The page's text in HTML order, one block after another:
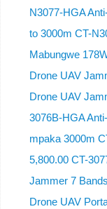
N3077-HGA
to 3000m CT-
Mabungwe
Drone UAV
Drone UAV
3076B-HGA
mpaka 3000m
5,800.00 CT-
Jammer 7
Drone UAV